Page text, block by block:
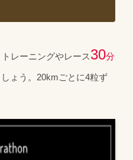
レーニングやレース30分
ょう。20kmごとに4粒ず